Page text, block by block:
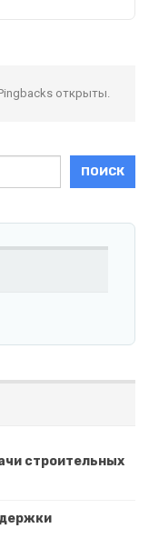
открыты.
ПОИСК
строительных